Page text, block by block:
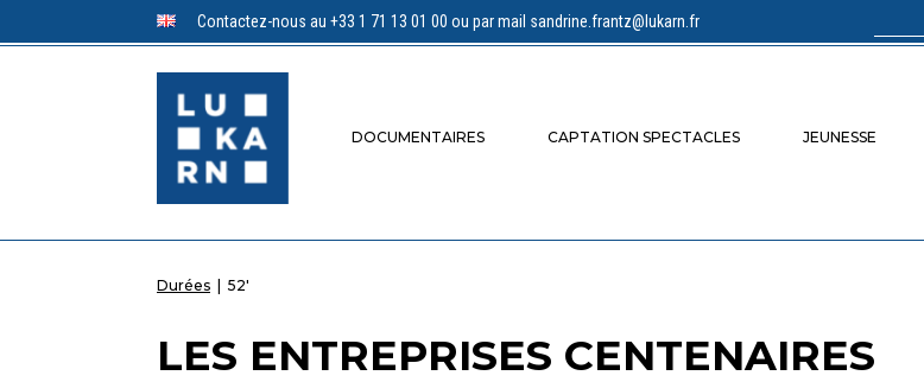
Contactez-nous au +33 1 71 13 01 00 ou par mail sandrine.frantz@lukarn.fr
DOCUMENTAIRES CAPTATION SPECTACLES JEUNESSE
Durées | 52'
LES ENTREPRISES CENTENAIRES